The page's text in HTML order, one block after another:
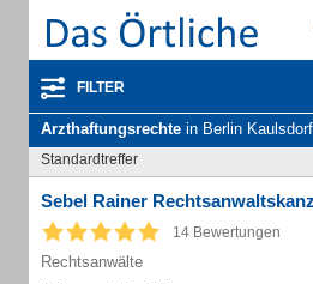
FILTER
Arzthaftungsrechte in Berlin Kaulsdorf
Standardtreffer
Sebel Rainer
14 Bewertungen
Rechtsanwälte